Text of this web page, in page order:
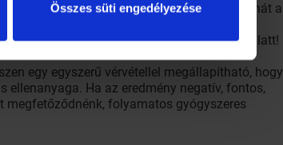
Összes süti engedélyezése
bélsár a szervezetünkbe kerülhet, tehát a
(mivel a macska ürüléke a kerti földben
húsok fogyasztását a terhesség ideje alatt!
egy egyszerű vérvétellel megállapítható, hogy
Ha az eredmény negatív, fontos,
megfetőződnénk, folyamatos gyógyszeres